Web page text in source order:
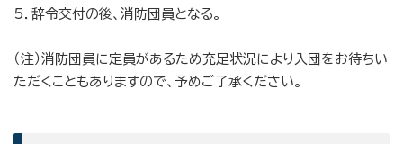
5．辞令交付の後、消防団員となる。
（注）消防団員に定員があるため充足状況により入団をお待ちい
ただくこともありますので、予めご了承ください。